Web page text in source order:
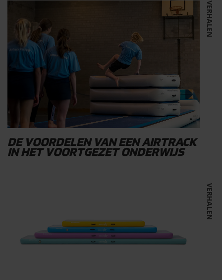
VERHALEN
DE VOORDELEN VAN EEN AIRTRACK
IN HET VOORTGEZET ONDERWIJS
VERHALEN